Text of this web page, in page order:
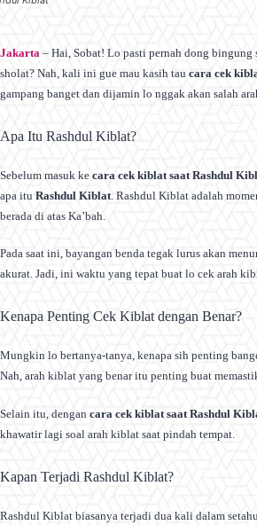
Jakarta – Hai, Sobat! Lo pasti pernah dong bingung
sholat? Nah, kali ini gue mau kasih tau cara cek
gampang banget dan dijamin lo nggak akan salah
Apa Itu Rashdul Kiblat?
Sebelum masuk ke cara cek kiblat saat Rashdul
apa itu Rashdul Kiblat . Rashdul Kiblat adalah
berada di atas Ka’bah.
Pada saat ini, bayangan benda tegak lurus akan
akurat. Jadi, ini waktu yang tepat buat lo cek arah
Kenapa Penting Cek Kiblat dengan Benar?
Mungkin lo bertanya-tanya, kenapa sih penting
Nah, arah kiblat yang benar itu penting buat
Selain itu, dengan cara cek kiblat saat Rashdul
khawatir lagi soal arah kiblat saat pindah tempat.
Kapan Terjadi Rashdul Kiblat?
Rashdul Kiblat biasanya terjadi dua kali dalam